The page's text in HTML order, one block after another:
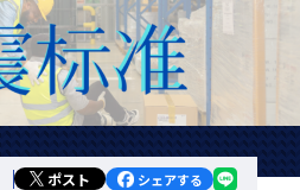
ポスト シェアする